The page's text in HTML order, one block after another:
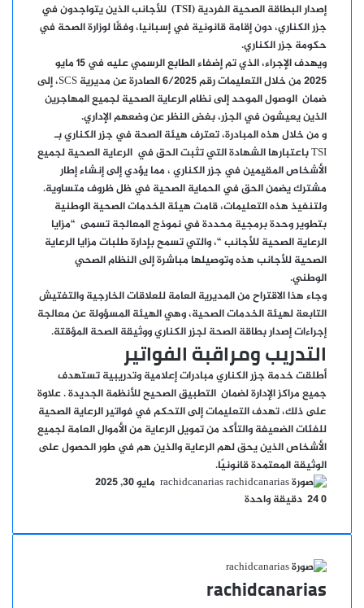
إصدار البطاقة الصحية الفردية (TSI)
للأجانب الذين يتواجدون في
جزر الكناري، دون إقامة قانونية في إسبانيا، وفقًا لوزارة الصحة في
حكومة جزر الكناري.
ويهدف الإجراء، الذي تم إضفاء الطابع الرسمي عليه في 15 مايو
2025 من خلال التعليمات رقم 6/2025 الصادرة عن مديرية SCS، إلى
ضمان الوصول الموحد إلى نظام الرعاية الصحيةلجميع المهاجرين
الذين يعيشون في الجزر، بغض النظر عن وضعهم الإداري.
و من خلال هذه المبادرة، تعترف هيئة الصحة في جزر الكناري بـ
TSI باعتبارها الشهادة التي تثبت الحق في
الرعاية الصحية لجميع
الأشخاص المقيمين في جزر الكناري، مما يؤدي إلى إنشاء إطار
مشترك يضمن الحق في الحماية الصحية في ظل ظروف متساوية.
ولتنفيذ هذه التعليمات، قامت هيئة الخدمات الصحية الوطنية
بتطوير وحدة برمجية محددة في نموذج المعالجة تسمى “مزايا
الرعاية الصحية للأجانب“، والتي تسمح بإدارة طلبات مزايا الرعاية
الصحية للأجانب هذه وتوصيلها مباشرة إلى النظام الصحي
الوطني.
وجاء هذا الاقتراح من المديرية العامة للعلاقات الخارجية والتفتيش
التابعة لهيئة الخدمات الصحية، وهي الهيئة المسؤولة عن معالجة
إجراءات إصدار بطاقة الصحة لجزر الكناري ووثيقة الصحة المؤقتة.
التدريب ومراقبة الفواتير
أطلقت خدمة جزر الكناري مبادرات إعلامية وتدريبية تستهدف
جميع مراكز الإدارة لضمان التطبيق الصحيح للأنظمة الجديدة. علاوة
على ذلك، تهدف التعليمات إلى التحكم في فواتير الرعاية الصحية
للفئات الضعيفة والتأكد من تمويل الرعاية من الأموال العامة لجميع
الأشخاص الذين يحق لهم الرعاية والذين هم في طور الحصول على
الوثيقة المعتمدة قانونيًا.
rachidcanarias أرسل
مايو 30, 2025
0
دقيقة واحدة
rachidcanarias